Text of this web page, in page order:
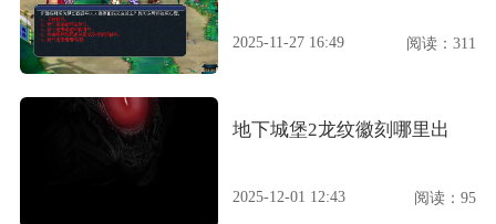
2025-11-27 16:49 阅读：311
地下城堡2龙纹徽刻哪里出
2025-12-01 12:43 阅读：95